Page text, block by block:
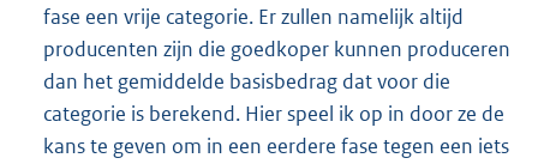
fase een vrije categorie. Er zullen namelijk altijd
producenten zijn die goedkoper kunnen produceren
dan het gemiddelde basisbedrag dat voor die
categorie is berekend. Hier speel ik op in door ze de
kans te geven om in een eerdere fase tegen een iets